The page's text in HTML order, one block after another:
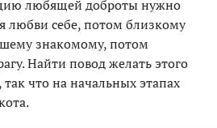
любящей доброты нужно
любви себе, потом близкому
знакомому, потом
Найти повод желать этого
что на начальных этапах